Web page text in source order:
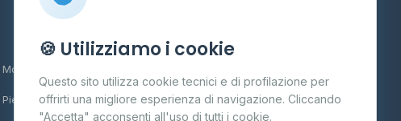
Molise
Piemonte
Contatti
🍪 Utilizziamo i cookie
Questo sito utilizza cookie tecnici e di profilazione per
offrirti una migliore esperienza di navigazione. Cliccando
"Accetta" acconsenti all'uso di tutti i cookie.